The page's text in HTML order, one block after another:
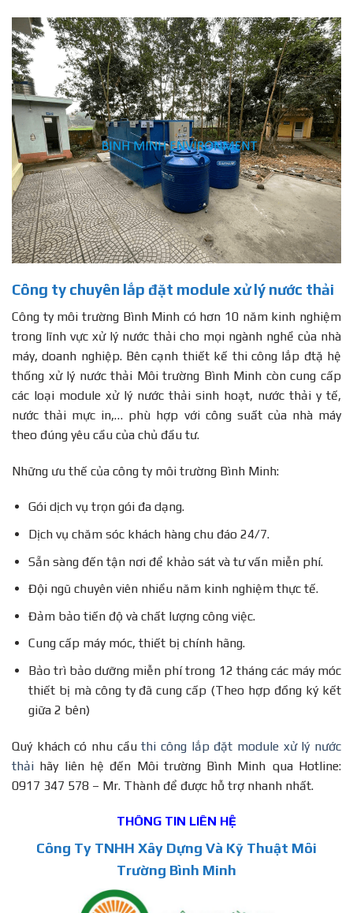
Công ty chuyên lắp đặt module xử lý nước thải
Công ty môi trường Bình Minh có hơn 10 năm kinh nghiệm
trong lĩnh vực xử lý nước thải cho mọi ngành nghề của nhà
máy, doanh nghiệp. Bên cạnh thiết kế thi công lắp đtặ hệ
thống xử lý nước thải Môi trường Bình Minh còn cung cấp
các loại module xử lý nước thải sinh hoạt, nước thải y tế,
nước thải mực in,… phù hợp với công suất của nhà máy
theo đúng yêu cầu của chủ đầu tư.
Những ưu thế của công ty môi trường Bình Minh:
Gói dịch vụ trọn gói đa dạng.
Dịch vụ chăm sóc khách hàng chu đáo 24/7.
Sẵn sàng đến tận nơi để khảo sát và tư vấn miễn phí.
Đội ngũ chuyên viên nhiều năm kinh nghiệm thực tế.
Đảm bảo tiến độ và chất lượng công việc.
Cung cấp máy móc, thiết bị chính hãng.
Bảo trì bảo dưỡng miễn phí trong 12 tháng các máy móc
thiết bị mà công ty đã cung cấp (Theo hợp đồng ký kết
giữa 2 bên)
Quý khách có nhu cầuthi công lắp đặt module xử lý nước
thải hãy liên hệ đến Môi trường Bình Minh qua Hotline:
0917 347 578 – Mr. Thành để được hỗ trợ nhanh nhất.
THÔNG TIN LIÊN HỆ
Công Ty TNHH Xây Dựng Và Kỹ Thuật Môi
Trường Bình Minh